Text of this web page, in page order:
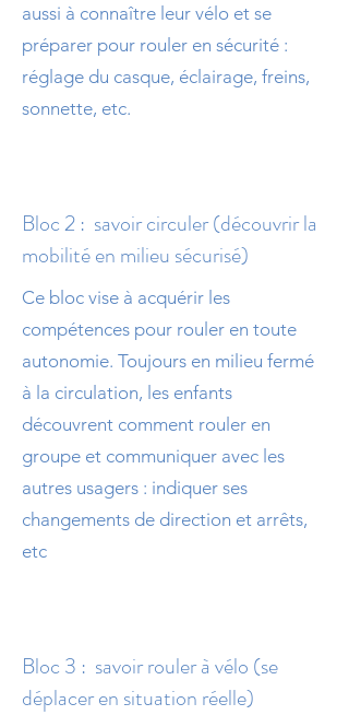
aussi à connaître leur vélo et se
préparer pour rouler en sécurité :
réglage du casque, éclairage, freins,
sonnette, etc.
Bloc 2 : savoir circuler (découvrir la
mobilité en milieu sécurisé)
Ce bloc vise à acquérir les
compétences pour rouler en toute
autonomie. Toujours en milieu fermé
à la circulation, les enfants
découvrent comment rouler en
groupe et communiquer avec les
autres usagers : indiquer ses
changements de direction et arrêts,
etc
Bloc 3 : savoir rouler à vélo (se
déplacer en situation réelle)